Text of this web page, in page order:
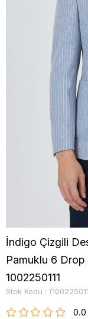
İndigo Çizgili
Pamuklu 6
1002250111
Stok Kodu
0.0